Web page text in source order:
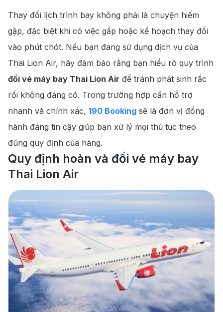
4.1 .
Đổi vé máy bay Thai Lion Air tại website của
hãng
4.2 Đổi vé máy bay Thai Lion Air qua điện thoại
5.
190 Booking cung cấp dịch vụ đổi vé máy
bay uy tín
Thay đổi lịch trình bay không phải là chuyện hiếm
gặp, đặc biệt khi có việc gấp hoặc kế hoạch thay đổi
vào phút chót. Nếu bạn đang sử dụng dịch vụ của
Thai Lion Air, hãy đảm bảo rằng bạn hiểu rõ quy trình
đổi vé máy bay Thai Lion Air để tránh phát sinh rắc
rối không đáng có. Trong trường hợp cần hỗ trợ
nhanh và chính xác, 190 Booking sẽ là đơn vị đồng
hành đáng tin cậy giúp bạn xử lý mọi thủ tục theo
đúng quy định của hãng.
Quy định hoàn và đổi vé máy bay
Thai Lion Air